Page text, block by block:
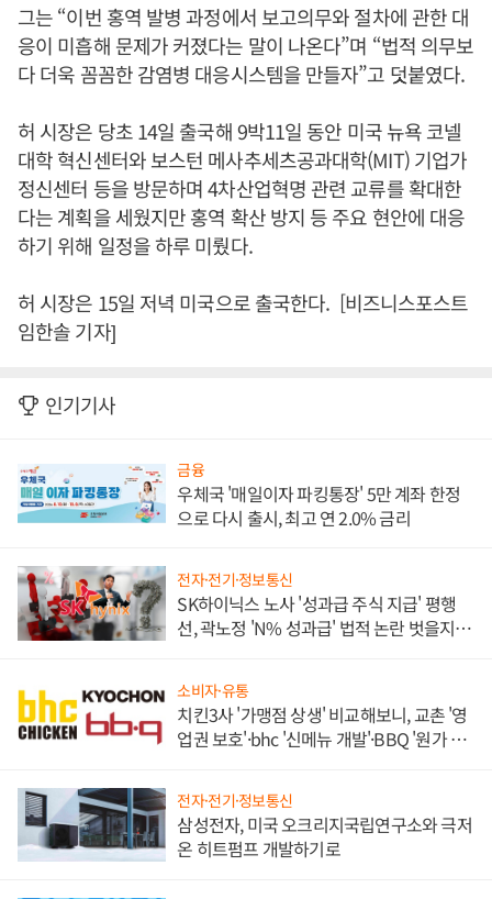
그는 “이번 홍역 발병 과정에서 보고의무와 절차에 관한 대
응이 미흡해 문제가 커졌다는 말이 나온다”며 “법적 의무보
다 더욱 꼼꼼한 감염병 대응시스템을 만들자”고 덧붙였다.
허 시장은 당초 14일 출국해 9박11일 동안 미국 뉴욕 코넬
대학 혁신센터와 보스턴 메사추세츠공과대학(MIT) 기업가
정신센터 등을 방문하며 4차산업혁명 관련 교류를 확대한
다는 계획을 세웠지만 홍역 확산 방지 등 주요 현안에 대응
하기 위해 일정을 하루 미뤘다.
허 시장은 15일 저녁 미국으로 출국한다. [비즈니스포스트
임한솔 기자]
인기기사
금융
우체국 '매일이자 파킹통장' 5만 계좌 한정
으로 다시 출시, 최고 연 2.0% 금리
전자·전기·정보통신
SK하이닉스 노사 '성과급 주식 지급' 평행
선, 곽노정 'N% 성과급' 법적 논란 벗을지 주
소비자·유통
치킨3사 '가맹점 상생' 비교해보니, 교촌 '영
업권 보호'·bhc '신메뉴 개발'·BBQ '원가 부
전자·전기·정보통신
삼성전자, 미국 오크리지국립연구소와 극저
온 히트펌프 개발하기로